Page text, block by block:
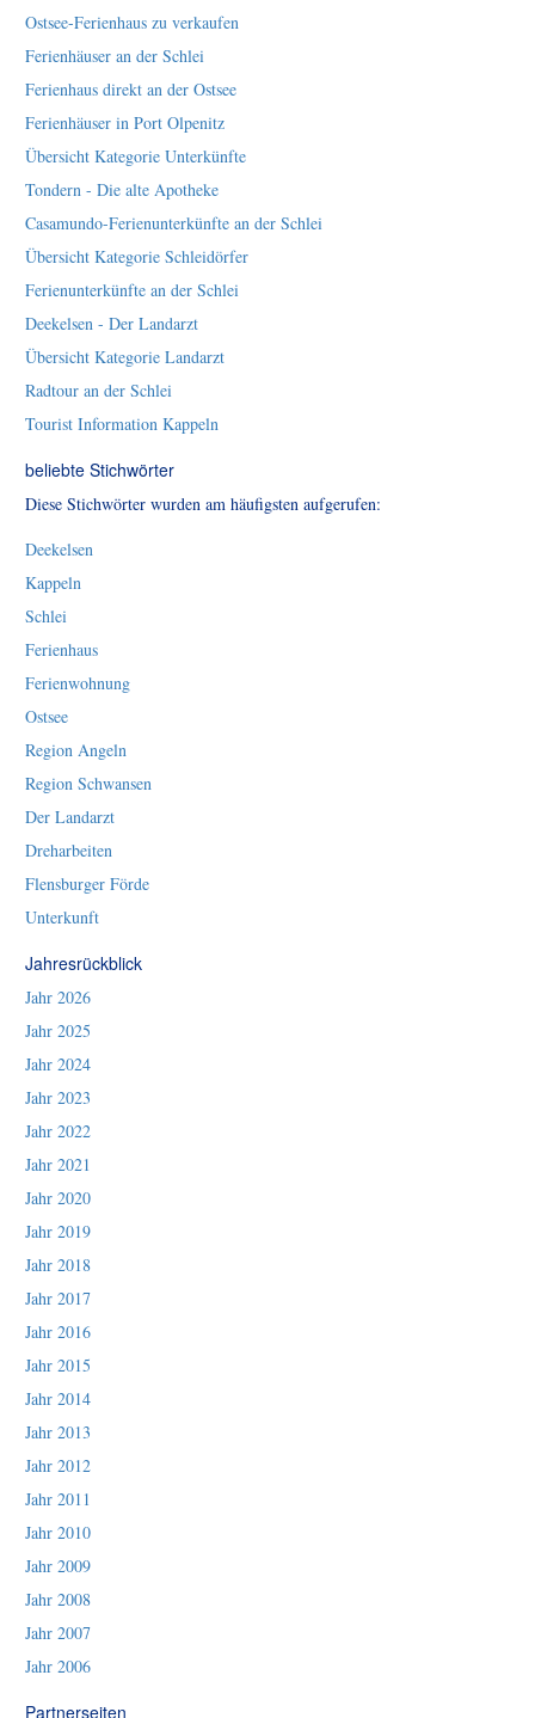
Ostsee-Ferienhaus zu verkaufen
Ferienhäuser an der Schlei
Ferienhaus direkt an der Ostsee
Ferienhäuser in Port Olpenitz
Übersicht Kategorie Unterkünfte
Tondern - Die alte Apotheke
Casamundo-Ferienunterkünfte an der Schlei
Übersicht Kategorie Schleidörfer
Ferienunterkünfte an der Schlei
Deekelsen - Der Landarzt
Übersicht Kategorie Landarzt
Radtour an der Schlei
Tourist Information Kappeln
beliebte Stichwörter
Diese Stichwörter wurden am häufigsten aufgerufen:
Deekelsen
Kappeln
Schlei
Ferienhaus
Ferienwohnung
Ostsee
Region Angeln
Region Schwansen
Der Landarzt
Dreharbeiten
Flensburger Förde
Unterkunft
Jahresrückblick
Jahr 2026
Jahr 2025
Jahr 2024
Jahr 2023
Jahr 2022
Jahr 2021
Jahr 2020
Jahr 2019
Jahr 2018
Jahr 2017
Jahr 2016
Jahr 2015
Jahr 2014
Jahr 2013
Jahr 2012
Jahr 2011
Jahr 2010
Jahr 2009
Jahr 2008
Jahr 2007
Jahr 2006
Partnerseiten